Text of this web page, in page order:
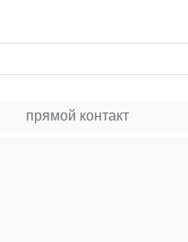
прямой контакт